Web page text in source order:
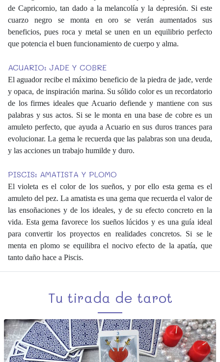
de Capricornio, tan dado a la melancolía y la depresión. Si este
cuarzo negro se monta en oro se verán aumentados sus
beneficios, pues roca y metal se unen en un equilibrio perfecto
que potencia el buen funcionamiento de cuerpo y alma.
ACUARIO: JADE Y COBRE
El aguador recibe el máximo beneficio de la piedra de jade, verde
y opaca, de inspiración marina. Su sólido color es un recordatorio
de los firmes ideales que Acuario defiende y mantiene con sus
palabras y sus actos. Si se le monta en una base de cobre es un
amuleto perfecto, que ayuda a Acuario en sus duros trances para
evolucionar. La gema le recuerda que las palabras son una deuda,
y las acciones un trabajo humilde y duro.
PISCIS: AMATISTA Y PLOMO
El violeta es el color de los sueños, y por ello esta gema es el
amuleto del pez. La amatista es una gema que recuerda el valor de
las ensoñaciones y de los ideales, y de su efecto concreto en la
vida. Esta gema favorece los sueños lúcidos y es una guía ideal
para convertir los proyectos en realidades concretos. Si se le
menta en plomo se equilibra el nocivo efecto de la apatía, que
tanto daño hace a Piscis.
Tu tirada de tarot